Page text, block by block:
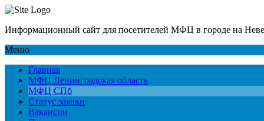
Информационный сайт для посетителей МФЦ в городе на Неве
Меню
Главная
МФЦ Ленинградская область
МФЦ СПб
Статус заявки
Вакансии